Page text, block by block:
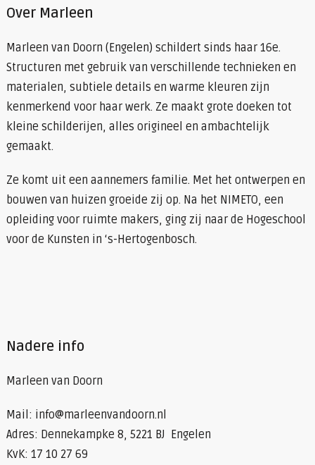
Over Marleen
Marleen van Doorn (Engelen) schildert sinds haar 16e.
Structuren met gebruik van verschillende technieken en
materialen, subtiele details en warme kleuren zijn
kenmerkend voor haar werk. Ze maakt grote doeken tot
kleine schilderijen, alles origineel en ambachtelijk
gemaakt.
Ze komt uit een aannemers familie. Met het ontwerpen en
bouwen van huizen groeide zij op. Na het NIMETO, een
opleiding voor ruimte makers, ging zij naar de Hogeschool
voor de Kunsten in ‘s-Hertogenbosch.
Nadere info
Marleen van Doorn
Mail: info@marleenvandoorn.nl
Adres: Dennekampke 8, 5221 BJ Engelen
KvK: 17 10 27 69